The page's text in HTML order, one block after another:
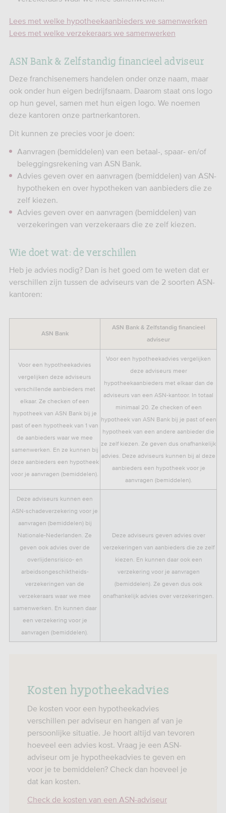
Lees met welke hypotheekaanbieders we samenwerken
Lees met welke verzekeraars we samenwerken
ASN Bank & Zelfstandig financieel adviseur
Deze franchisenemers handelen onder onze naam, maar
ook onder hun eigen bedrijfsnaam. Daarom staat ons logo
op hun gevel, samen met hun eigen logo. We noemen
deze kantoren onze partnerkantoren.
Dit kunnen ze precies voor je doen:
Aanvragen (bemiddelen) van een betaal-, spaar- en/of
beleggingsrekening van ASN Bank.
Advies geven over en aanvragen (bemiddelen) van ASN-
hypotheken en over hypotheken van aanbieders die ze
zelf kiezen.
Advies geven over en aanvragen (bemiddelen) van
verzekeringen van verzekeraars die ze zelf kiezen.
Wie doet wat: de verschillen
Heb je advies nodig? Dan is het goed om te weten dat er
verschillen zijn tussen de adviseurs van de 2 soorten ASN-
kantoren:
ASN Bank
ASN Bank & Zelfstandig financieel
adviseur
Voor een hypotheekadvies
vergelijken deze adviseurs
verschillende aanbieders met
elkaar. Ze checken of een
hypotheek van ASN Bank bij je
past of een hypotheek van 1 van
de aanbieders waar we mee
samenwerken. En ze kunnen bij
deze aanbieders een hypotheek
voor je aanvragen (bemiddelen).
Voor een hypotheekadvies vergelijken
deze adviseurs meer
hypotheekaanbieders met elkaar dan de
adviseurs van een ASN-kantoor. In totaal
minimaal 20. Ze checken of een
hypotheek van ASN Bank bij je past of een
hypotheek van een andere aanbieder die
ze zelf kiezen. Ze geven dus onafhankelijk
advies. Deze adviseurs kunnen bij al deze
aanbieders een hypotheek voor je
aanvragen (bemiddelen).
Deze adviseurs kunnen een
ASN-schadeverzekering voor je
aanvragen (bemiddelen) bij
Nationale-Nederlanden. Ze
geven ook advies over de
overlijdensrisico- en
arbeidsongeschiktheids-
verzekeringen van de
verzekeraars waar we mee
samenwerken. En kunnen daar
een verzekering voor je
aanvragen (bemiddelen).
Deze adviseurs geven advies over
verzekeringen van aanbieders die ze zelf
kiezen. En kunnen daar ook een
verzekering voor je aanvragen
(bemiddelen). Ze geven dus ook
onafhankelijk advies over verzekeringen.
Kosten hypotheekadvies
De kosten voor een hypotheekadvies
verschillen per adviseur en hangen af van je
persoonlijke situatie. Je hoort altijd van tevoren
hoeveel een advies kost. Vraag je een ASN-
adviseur om je hypotheekadvies te geven en
voor je te bemiddelen? Check dan hoeveel je
dat kan kosten.
Check de kosten van een ASN-adviseur